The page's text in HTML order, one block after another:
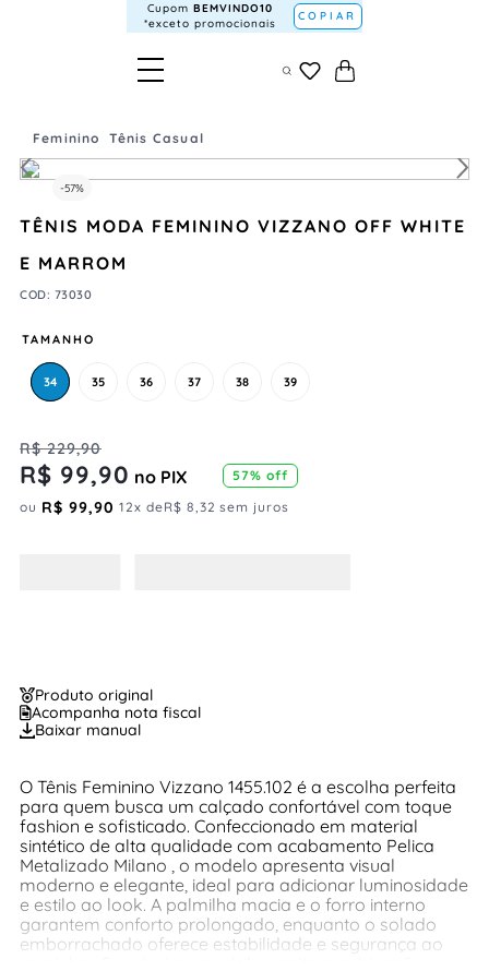
Cupom BEMVINDO10
*exceto promocionais
COPIAR
Feminino Tênis Casual
-57%
TÊNIS MODA FEMININO VIZZANO OFF WHITE
E MARROM
COD: 73030
TAMANHO
34 35 36 37 38 39
R$ 229,90
R$ 99,90 no PIX 57% off
ou R$ 99,90 12x deR$ 8,32 sem juros
Produto original
Acompanha nota fiscal
Baixar manual
O Tênis Feminino Vizzano 1455.102 é a escolha perfeita
para quem busca um calçado confortável com toque
fashion e sofisticado. Confeccionado em material
sintético de alta qualidade com acabamento Pelica
Metalizado Milano , o modelo apresenta visual
moderno e elegante, ideal para adicionar luminosidade
e estilo ao look. A palmilha macia e o forro interno
garantem conforto prolongado, enquanto o solado
emborrachado oferece estabilidade e segurança ao